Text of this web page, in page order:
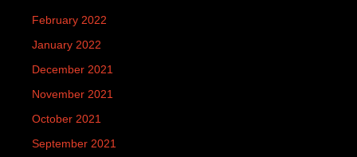
February 2022
January 2022
December 2021
November 2021
October 2021
September 2021